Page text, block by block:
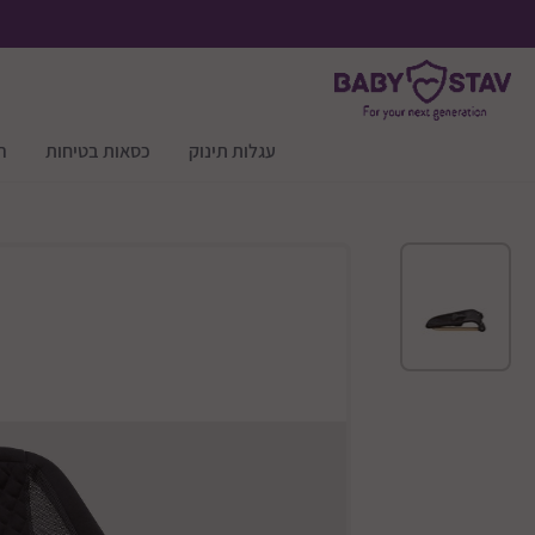
עגלות תינוק כסאות בטיחות